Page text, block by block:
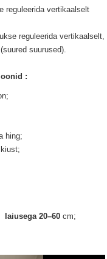
reguleerida vertikaalselt
reguleerida vertikaalselt,
suurused).
:
hing;
laiusega 20–60 cm;